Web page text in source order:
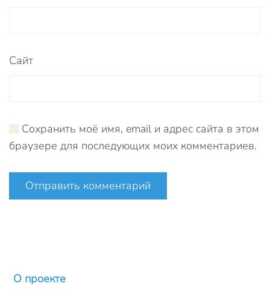
Сайт
Сохранить моё имя, email и адрес сайта в этом
браузере для последующих моих комментариев.
Отправить комментарий
О проекте